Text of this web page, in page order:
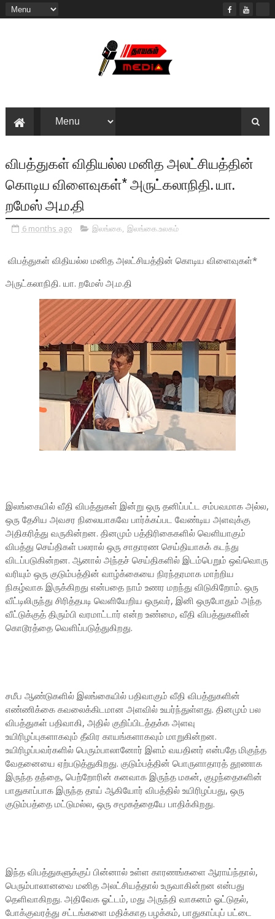
விபத்துகள் விதியல்ல மனித அலட்சியத்தின்
கொடிய விளைவுகள்* அருட்கலாநிதி. யா.
றமேஸ் அ.ம.தி
6 months ago இலங்கை, இலங்கை.உலகம்
விபத்துகள் விதியல்ல மனித அலட்சியத்தின் கொடிய விளைவுகள்*
அருட்கலாநிதி. யா. றமேஸ் அ.ம.தி
இலங்கையில் வீதி விபத்துகள் இன்று ஒரு தனிப்பட்ட சம்பவமாக அல்ல,
ஒரு தேசிய அவசர நிலையாகவே பார்க்கப்பட வேண்டிய அளவுக்கு
அதிகரித்து வருகின்றன. தினமும் பத்திரிகைகளில் வெளியாகும்
விபத்து செய்திகள் பலரால் ஒரு சாதாரண செய்தியாகக் கடந்து
விடப்படுகின்றன. ஆனால் அந்தச் செய்திகளில் இடம்பெறும் ஒவ்வொரு
வரியும் ஒரு குடும்பத்தின் வாழ்க்கையை நிரந்தரமாக மாற்றிய
நிகழ்வாக இருக்கிறது என்பதை நாம் உணர மறந்து விடுகிறோம். ஒரு
வீட்டிலிருந்து சிரித்தபடி வெளியேறிய ஒருவர், இனி ஒருபோதும் அந்த
வீட்டுக்குத் திரும்பி வரமாட்டார் என்ற உண்மை, வீதி விபத்துகளின்
கொடூரத்தை வெளிப்படுத்துகிறது.
சமீப ஆண்டுகளில் இலங்கையில் பதிவாகும் வீதி விபத்துகளின்
எண்ணிக்கை கவலைக்கிடமான அளவில் உயர்ந்துள்ளது. தினமும் பல
விபத்துகள் பதிவாகி, அதில் குறிப்பிடத்தக்க அளவு
உயிரிழப்புகளாகவும் தீவிர காயங்களாகவும் மாறுகின்றன.
உயிரிழப்பவர்களில் பெரும்பாலானோர் இளம் வயதினர் என்பதே மிகுந்த
வேதனையை ஏற்படுத்துகிறது. குடும்பத்தின் பொருளாதாரத் தூணாக
இருந்த தந்தை, பெற்றோரின் கனவாக இருந்த மகன், குழந்தைகளின்
பாதுகாப்பாக இருந்த தாய் ஆகியோர் விபத்தில் உயிரிழப்பது, ஒரு
குடும்பத்தை மட்டுமல்ல, ஒரு சமூகத்தையே பாதிக்கிறது.
இந்த விபத்துகளுக்குப் பின்னால் உள்ள காரணங்களை ஆராய்ந்தால்,
பெரும்பாலானவை மனித அலட்சியத்தால் உருவாகின்றன என்பது
தெளிவாகிறது. அதிவேக ஓட்டம், மது அருந்தி வாகனம் ஓட்டுதல்,
போக்குவரத்து சட்டங்களை மதிக்காத பழக்கம், பாதுகாப்புப் பட்டை